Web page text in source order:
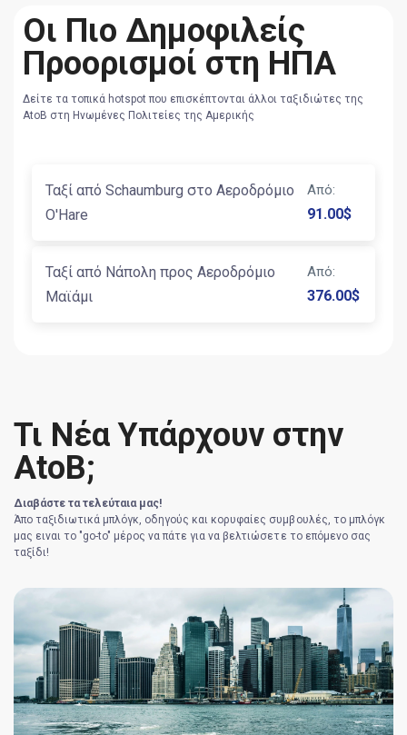
Οι Πιο Δημοφιλείς
Προορισμοί στη ΗΠΑ
Δείτε τα τοπικά hotspot που επισκέπτονται άλλοι ταξιδιώτες της
AtoB στη Ηνωμένες Πολιτείες της Αμερικής
Ταξί από Schaumburg στο Αεροδρόμιο
O'Hare
Από:
91.00$
Ταξί από Νάπολη προς Αεροδρόμιο
Μαϊάμι
Από:
376.00$
Τι Νέα Υπάρχουν στην
AtoB;
Διαβάστε τα τελεύταια μας!
Άπο ταξιδιωτικά μπλόγκ, οδηγούς και κορυφαίες συμβουλές, το μπλόγκ
μας ειναι το "go-to" μέρος να πάτε για να βελτιώσετε το επόμενο σας
ταξίδι!